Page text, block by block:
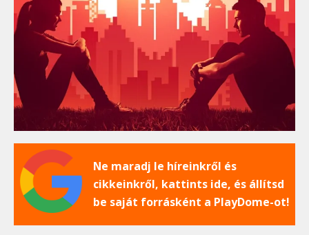
Ne maradj le híreinkről és
cikkeinkről, kattints ide, és állítsd
be saját forrásként a PlayDome-ot!